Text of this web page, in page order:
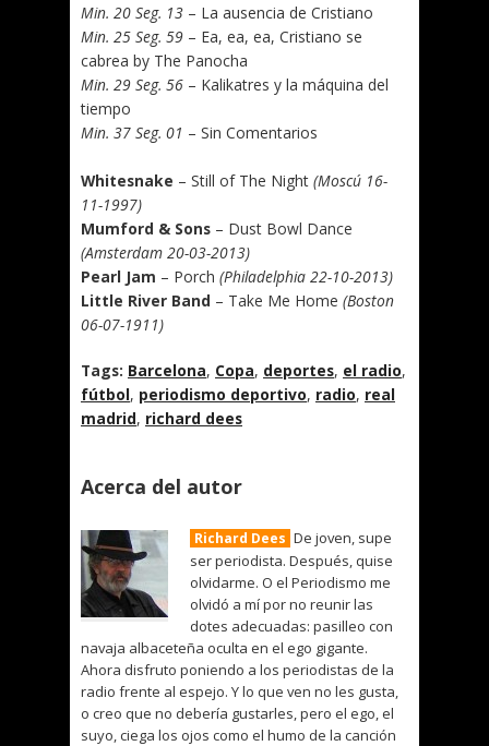
Min. 20 Seg. 13 – La ausencia de Cristiano
Min. 25 Seg. 59 – Ea, ea, ea, Cristiano se
cabrea by The Panocha
Min. 29 Seg. 56 – Kalikatres y la máquina del
tiempo
Min. 37 Seg. 01 – Sin Comentarios
Whitesnake – Still of The Night (Moscú 16-
11-1997)
Mumford & Sons – Dust Bowl Dance
(Amsterdam 20-03-2013)
Pearl Jam – Porch (Philadelphia 22-10-2013)
Little River Band – Take Me Home (Boston
06-07-1911)
Tags: Barcelona, Copa, deportes, el radio,
fútbol, periodismo deportivo, radio, real
madrid, richard dees
Acerca del autor
Richard Dees De joven, supe
ser periodista. Después, quise
olvidarme. O el Periodismo me
olvidó a mí por no reunir las
dotes adecuadas: pasilleo con
navaja albaceteña oculta en el ego gigante.
Ahora disfruto poniendo a los periodistas de la
radio frente al espejo. Y lo que ven no les gusta,
o creo que no debería gustarles, pero el ego, el
suyo, ciega los ojos como el humo de la canción